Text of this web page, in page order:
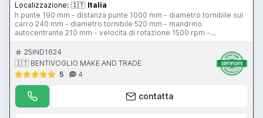
Localizzazione: 🇮🇹 Italia
h punte 190 mm - distanza punte 1000 mm - diametro tornibile sul
carro 240 mm - diametro tornibile 520 mm - mandrino
autocentrante 210 mm - velocita di rotazione 1500 rpm -
passaggio barra 42 mm - torretta tipo B - attacco contropunta c.m.
3 - piattaforma diametro 300 mm
25IND1624
🇮🇹 BENTIVOGLIO MAKE AND TRADE
5
4
contatta